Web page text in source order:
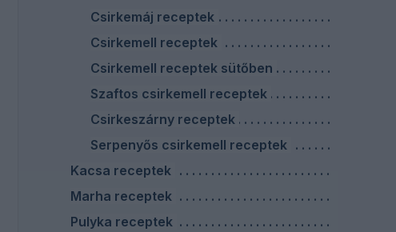
Csirkemáj receptek
Csirkemell receptek
Csirkemell receptek sütőben
Szaftos csirkemell receptek
Csirkeszárny receptek
Serpenyős csirkemell receptek
Kacsa receptek
Marha receptek
Pulyka receptek